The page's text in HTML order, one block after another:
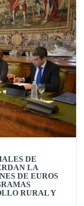
DE
LA
DE EUROS
RURAL Y